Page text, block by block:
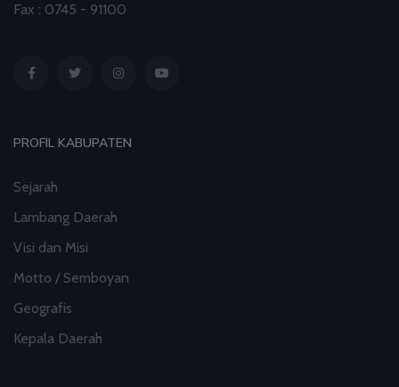
Fax : 0745 - 91100
PROFIL KABUPATEN
Sejarah
Lambang Daerah
Visi dan Misi
Motto / Semboyan
Geografis
Kepala Daerah